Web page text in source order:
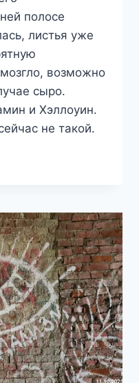
полосе
листья уже
возможно
сыро.
и Хэллоуин.
не такой.